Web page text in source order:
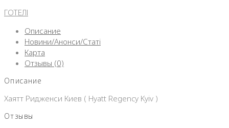
ГОТЕЛІ
Описание
Новини/Анонси/Статі
Карта
Отзывы (0)
Описание
Хаятт Ридженси Киев ( Hyatt Regency Kyiv )
Отзывы